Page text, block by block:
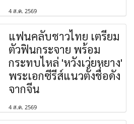
4 ส.ค. 2569
แฟนคลับชาวไทย เตรียม
ตัวฟินกระจาย พร้อม
กระทบไหล่ 'หวังเว่ยหยาง'
พระเอกซีรีส์แนวตั้งชื่อดัง
จากจีน
4 ส.ค. 2569